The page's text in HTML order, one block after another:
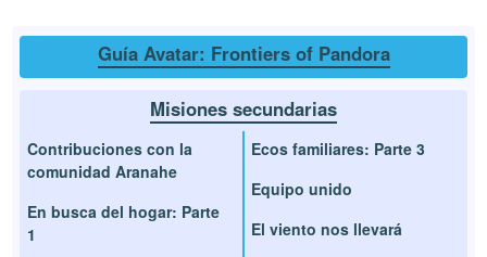
Guía Avatar: Frontiers of Pandora
Misiones secundarias
Contribuciones con la
comunidad Aranahe
En busca del hogar: Parte
1
Ecos familiares: Parte 3
Equipo unido
El viento nos llevará